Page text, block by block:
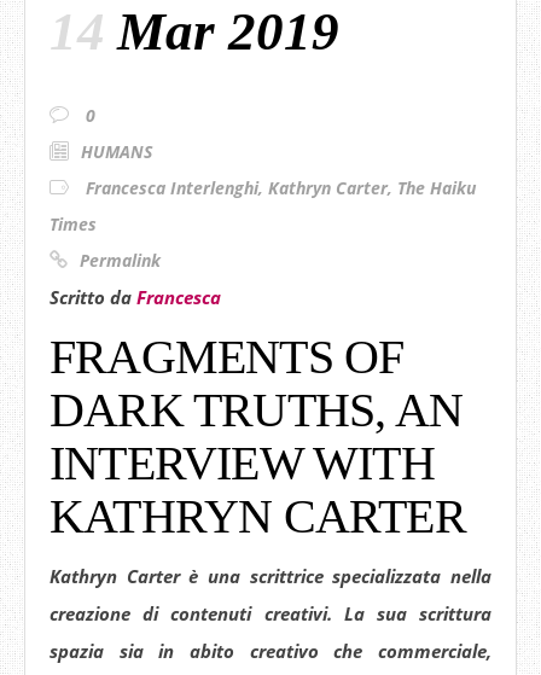
14 Mar 2019
0
HUMANS
Francesca Interlenghi, Kathryn Carter, The Haiku
Times
Permalink
Scritto da Francesca
FRAGMENTS OF
DARK TRUTHS, AN
INTERVIEW WITH
KATHRYN CARTER
Kathryn Carter è una scrittrice specializzata nella
creazione di contenuti creativi. La sua scrittura
spazia sia in abito creativo che commerciale,